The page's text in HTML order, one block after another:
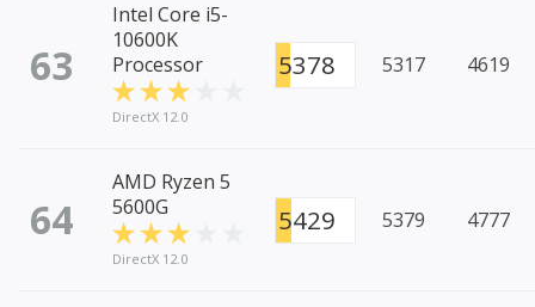
63
Intel Core i5-
10600K
Processor
DirectX 12.0
5378 5317 4619
64
AMD Ryzen 5
5600G
DirectX 12.0
5429 5379 4777